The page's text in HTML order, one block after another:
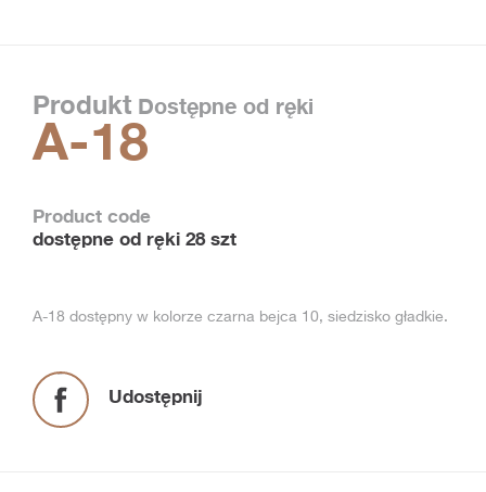
Produkt Dostępne od ręki
A-18
Product code
dostępne od ręki 28 szt
A-18 dostępny w kolorze czarna bejca 10, siedzisko gładkie.
Udostępnij